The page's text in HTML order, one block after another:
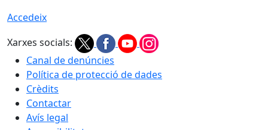
Accedeix
Xarxes socials:
Canal de denúncies
Política de protecció de dades
Crèdits
Contactar
Avís legal